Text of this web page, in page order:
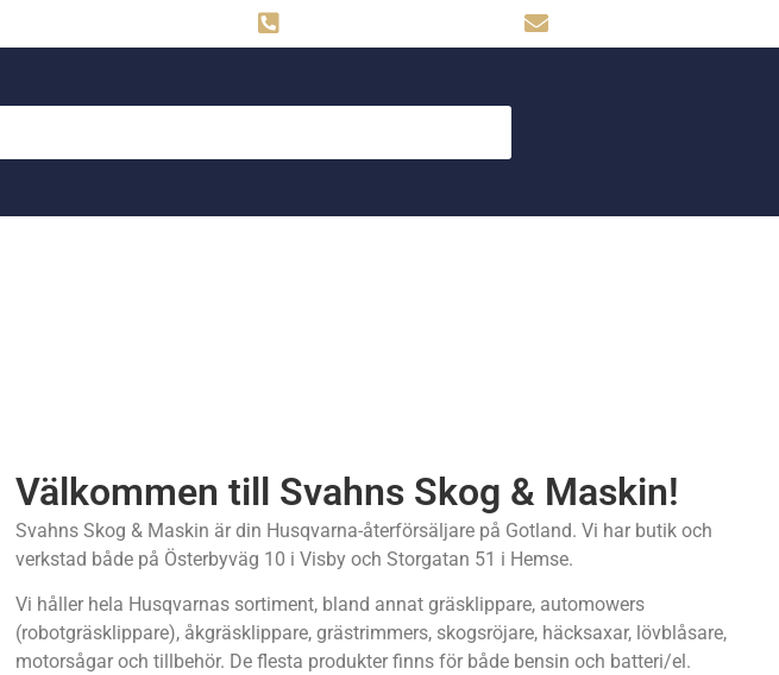
Välkommen till Svahns Skog & Maskin!
Svahns Skog & Maskin är din Husqvarna-återförsäljare på Gotland. Vi har butik och
verkstad både på Österbyväg 10 i Visby och Storgatan 51 i Hemse.
Vi håller hela Husqvarnas sortiment, bland annat gräsklippare, automowers
(robotgräsklippare), åkgräsklippare, grästrimmers, skogsröjare, häcksaxar, lövblåsare,
motorsågar och tillbehör. De flesta produkter finns för både bensin och batteri/el.